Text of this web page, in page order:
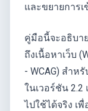
และขยายการเ
คู่มือนี้จะอธิบา
ถึงเนื้อหาเว็บ
- WCAG) สำห
ในเวอร์ชัน
ไปใช้ได้จริง เ